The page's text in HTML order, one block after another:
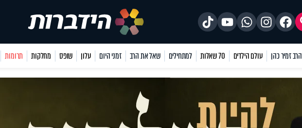
הרב זמיר כהן עולם הילדים 70 שאלות למתחילים שאל את הרב זמני היום עלון שופס מחלקות תרומות